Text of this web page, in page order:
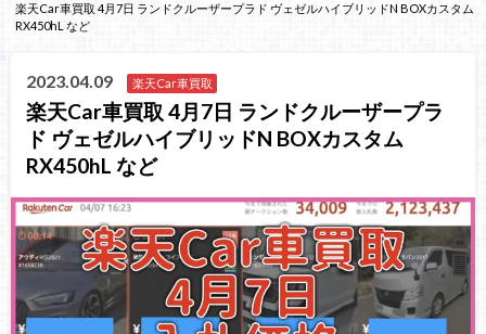
楽天Car車買取 4月7日 ランドクルーザープラド ヴェゼルハイブリッドN BOXカスタム
RX450hL など
2023.04.09 楽天Car車買取
楽天Car車買取 4月7日 ランドクルーザープラ
ド ヴェゼルハイブリッドN BOXカスタム
RX450hL など